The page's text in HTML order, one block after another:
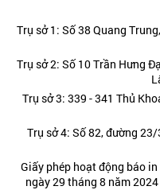
Trụ sở 1: Số 38 Quang
Trụ sở 2: Số 10 Trần Hưng
Trụ sở 3: 339 - 341 Thủ
Trụ sở 4: Số 82, đường
Giấy phép hoạt động báo
ngày 29 tháng 8 năm